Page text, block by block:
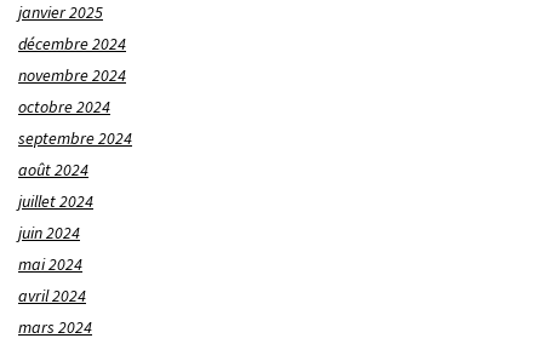
janvier 2025
décembre 2024
novembre 2024
octobre 2024
septembre 2024
août 2024
juillet 2024
juin 2024
mai 2024
avril 2024
mars 2024